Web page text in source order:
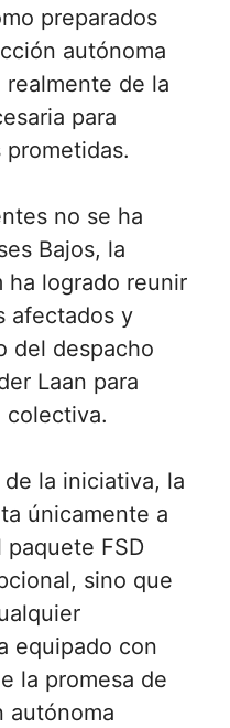
preparados
autónoma
de la
para
no se ha
Bajos, la
ha logrado reunir
afectados y
del despacho
Laan para
colectiva.
la iniciativa, la
únicamente a
FSD
sino que
equipado con
la promesa de
autónoma